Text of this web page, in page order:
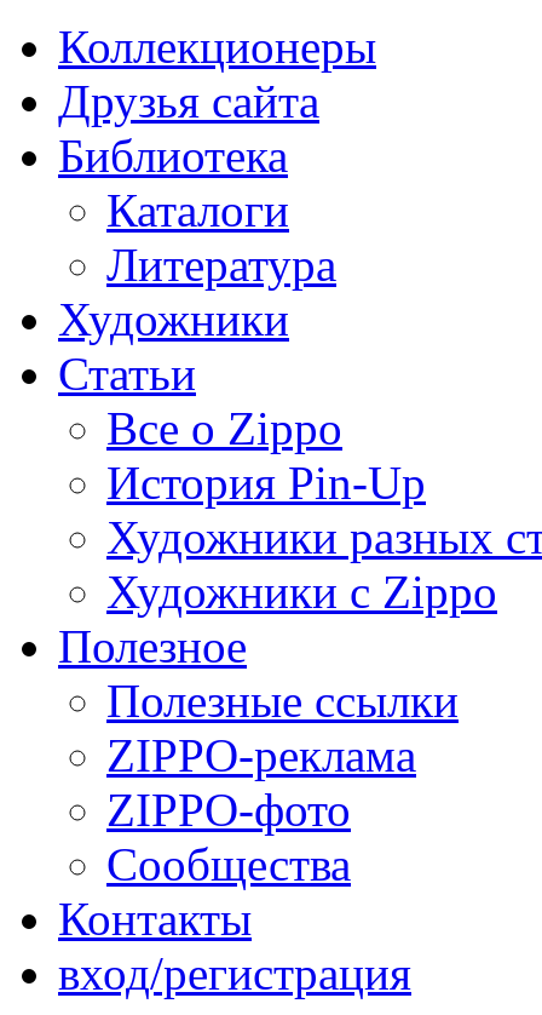
Коллекционеры
Друзья сайта
Библиотека
Каталоги
Литература
Художники
Статьи
Все о Zippo
История Pin-Up
Художники разных
Художники с Zippo
Полезное
Полезные ссылки
ZIPPO-реклама
ZIPPO-фото
Сообщества
Контакты
вход/регистрация